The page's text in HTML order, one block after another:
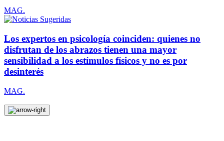
MAG.
Los expertos en psicología coinciden: quienes no
disfrutan de los abrazos tienen una mayor
sensibilidad a los estímulos físicos y no es por
desinterés
MAG.